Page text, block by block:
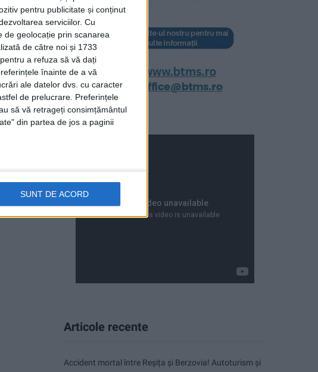
pentru publicitate și conținut
serviciilor. Cu
de geolocație prin scanarea
de către noi și 1733
a refuza să vă dați
înainte de a vă
ale datelor dvs. cu caracter
de prelucrare. Preferințele
să vă retrageți consimțământul
din partea de jos a paginii
SUNT DE ACORD
Articole recente
Accident mortal între Reșița și Berzovia! Autoturism și